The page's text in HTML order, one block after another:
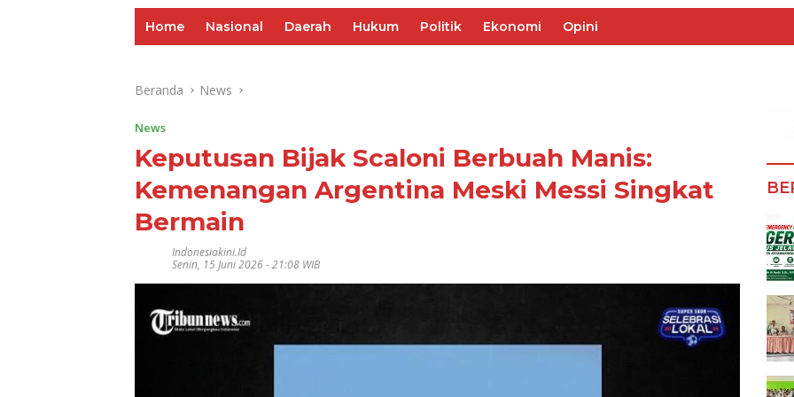
Home Nasional Daerah Hukum Politik Ekonomi Opini
Beranda News
News
Keputusan Bijak Scaloni Berbuah Manis:
Kemenangan Argentina Meski Messi Singkat
Bermain
Indonesiakini.id
Senin, 15 Juni 2026 - 21:08 WIB